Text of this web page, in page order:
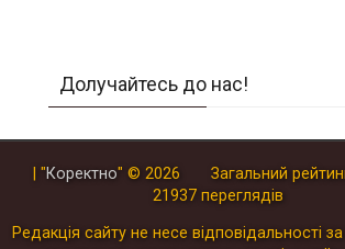
Долучайтесь до нас!
| "Коректно" © 2026 Загальний
21937 переглядів
Редакція сайту не несе відповідальності